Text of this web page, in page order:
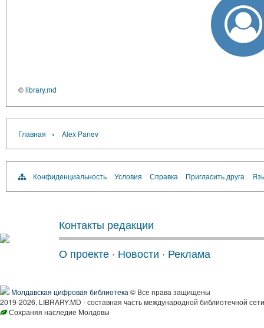
©library.md
Главная › Alex Panev
Конфиденциальность Условия Справка Пригласить друга
Контакты редакции
О проекте · Новости · Реклама
Молдавская цифровая библиотека © Все права защищены
2019-2026, LIBRARY.MD - составная часть международной библиотечной
Сохраняя наследие Молдовы